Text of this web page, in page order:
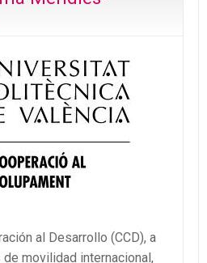
al Desarrollo (CCD), a
movilidad internacional,